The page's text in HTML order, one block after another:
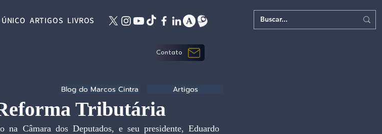
ARTIGOS LIVROS
Contato
Tributária
na Câmara dos Deputados, e seu presidente, Eduardo
Blog do Marcos Cintra Artigos